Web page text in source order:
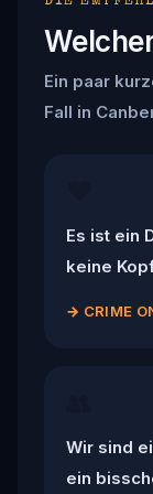
Ein paar
Fall in
Es ist ein
keine
→ CRIME
Wir sind
ein